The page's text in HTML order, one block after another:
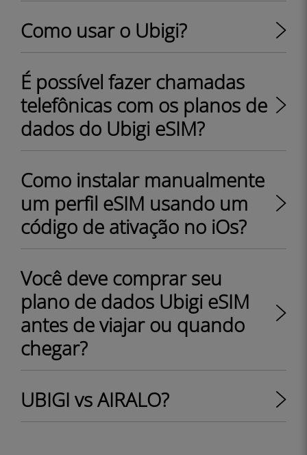
Como usar o Ubigi?
É possível fazer chamadas
telefônicas com os planos de
dados do Ubigi eSIM?
Como instalar manualmente
um perfil eSIM usando um
código de ativação no iOs?
Você deve comprar seu
plano de dados Ubigi eSIM
antes de viajar ou quando
chegar?
UBIGI vs AIRALO?